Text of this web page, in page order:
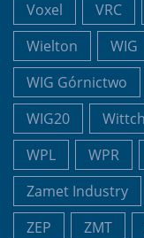
Voxel
VRC
Wielton
WIG
WIG Górnictwo
WIG20
WPL
WPR
Zamet Industry
ZEP
ZMT